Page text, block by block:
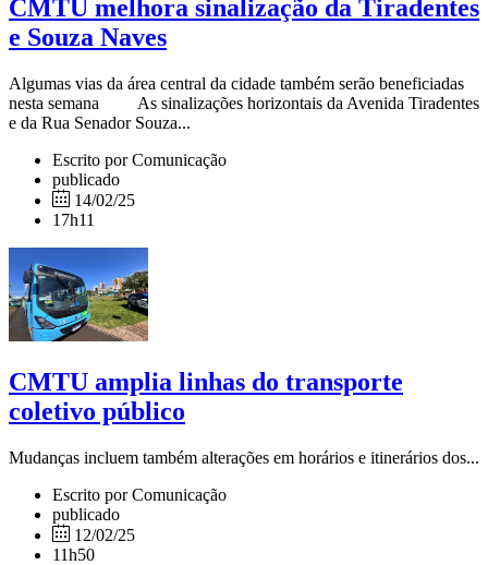
CMTU melhora sinalização da Tiradentes
e Souza Naves
Algumas vias da área central da cidade também serão beneficiadas
nesta semana As sinalizações horizontais da Avenida Tiradentes
e da Rua Senador Souza...
Escrito por Comunicação
publicado
14/02/25
17h11
CMTU amplia linhas do transporte
coletivo público
Mudanças incluem também alterações em horários e itinerários dos...
Escrito por Comunicação
publicado
12/02/25
11h50